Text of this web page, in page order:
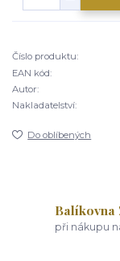
Číslo produktu:
EAN kód:
Autor:
Nakladatelství:
Do oblíbených
Balíkovna
při nákupu